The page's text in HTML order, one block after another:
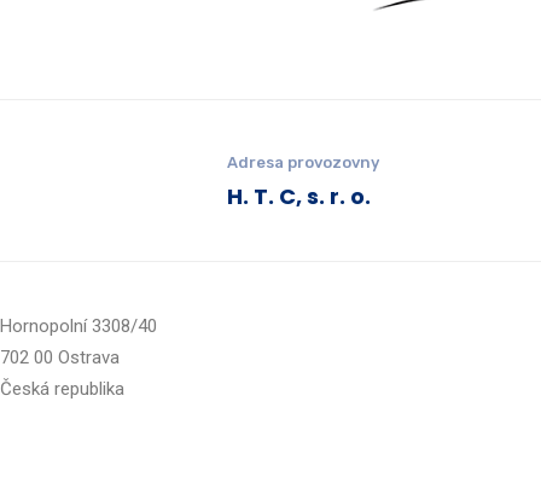
Adresa provozovny
H. T. C, s. r. o.
Hornopolní 3308/40
702 00 Ostrava
Česká republika